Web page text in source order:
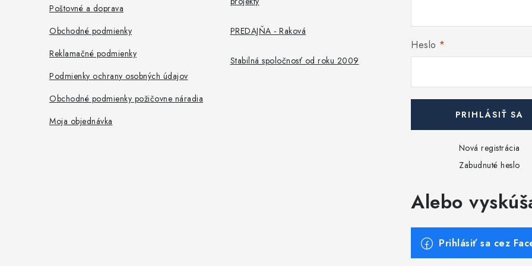
Poštovné a doprava
Obchodné podmienky
Reklamačné podmienky
Podmienky ochrany osobných údajov
Obchodné podmienky požičovne náradia
Moja objednávka
PREDAJŇA - Raková
Stabilná spoločnosť od roku 2009
Heslo
PRIHLÁSIŤ SA
Nová registrácia
Zabudnuté heslo
Alebo
Prihlásiť sa cez